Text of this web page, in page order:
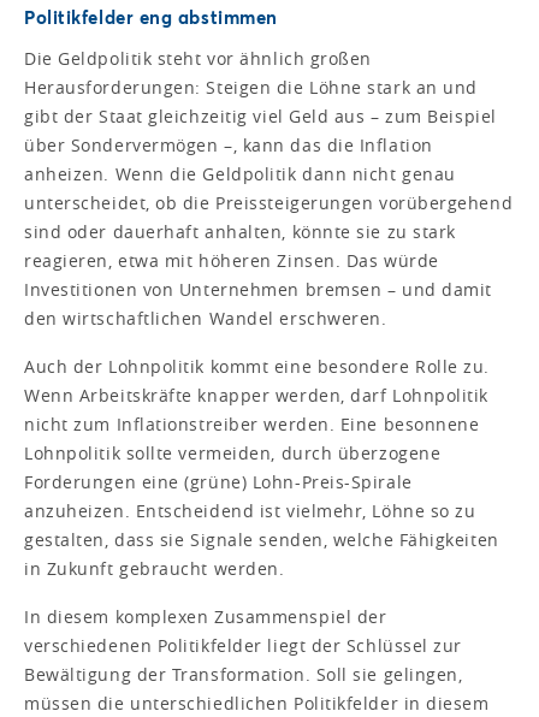
Politikfelder eng abstimmen
Die Geldpolitik steht vor ähnlich großen
Herausforderungen: Steigen die Löhne stark an und
gibt der Staat gleichzeitig viel Geld aus – zum Beispiel
über Sondervermögen –, kann das die Inflation
anheizen. Wenn die Geldpolitik dann nicht genau
unterscheidet, ob die Preissteigerungen vorübergehend
sind oder dauerhaft anhalten, könnte sie zu stark
reagieren, etwa mit höheren Zinsen. Das würde
Investitionen von Unternehmen bremsen – und damit
den wirtschaftlichen Wandel erschweren.
Auch der Lohnpolitik kommt eine besondere Rolle zu.
Wenn Arbeitskräfte knapper werden, darf Lohnpolitik
nicht zum Inflationstreiber werden. Eine besonnene
Lohnpolitik sollte vermeiden, durch überzogene
Forderungen eine (grüne) Lohn-Preis-Spirale
anzuheizen. Entscheidend ist vielmehr, Löhne so zu
gestalten, dass sie Signale senden, welche Fähigkeiten
in Zukunft gebraucht werden.
In diesem komplexen Zusammenspiel der
verschiedenen Politikfelder liegt der Schlüssel zur
Bewältigung der Transformation. Soll sie gelingen,
müssen die unterschiedlichen Politikfelder in diesem